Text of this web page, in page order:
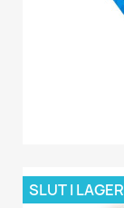
SLUT I LAGER